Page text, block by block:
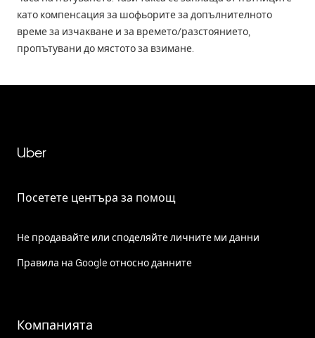
като компенсация за шофьорите за допълнителното
време за изчакване и за времето/разстоянието,
пропътувани до мястото за взимане.
Uber
Посетете центъра за помощ
Не продавайте или споделяйте личните ми данни
Правила на Google относно данните
Компанията